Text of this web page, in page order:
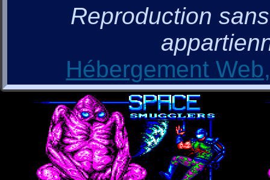
Reproduction
Hébergement